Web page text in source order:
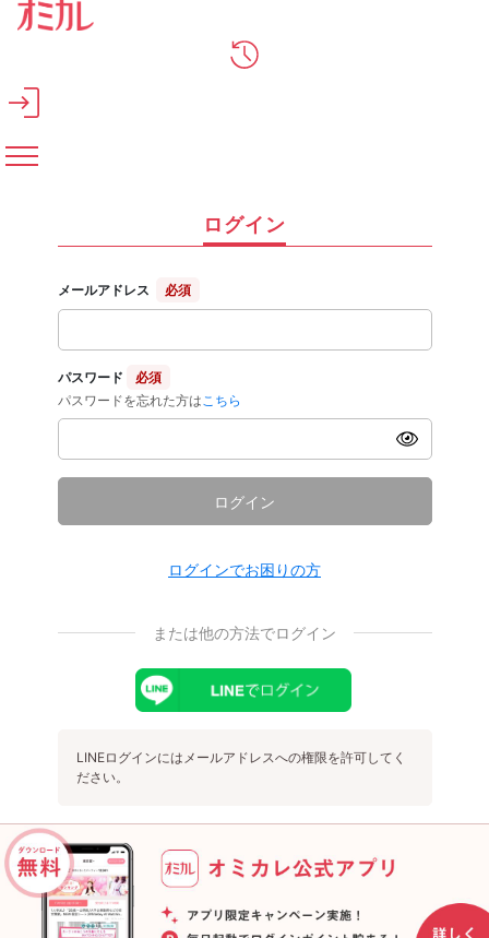
メインコンテンツへスキップ
ログイン
メールアドレス 必須
パスワード
必須
パスワードを忘れた方は こちら
ログイン
ログインでお困りの方
または他の方法でログイン
LINEログインにはメールアドレスへの権限を許可してく
ださい。